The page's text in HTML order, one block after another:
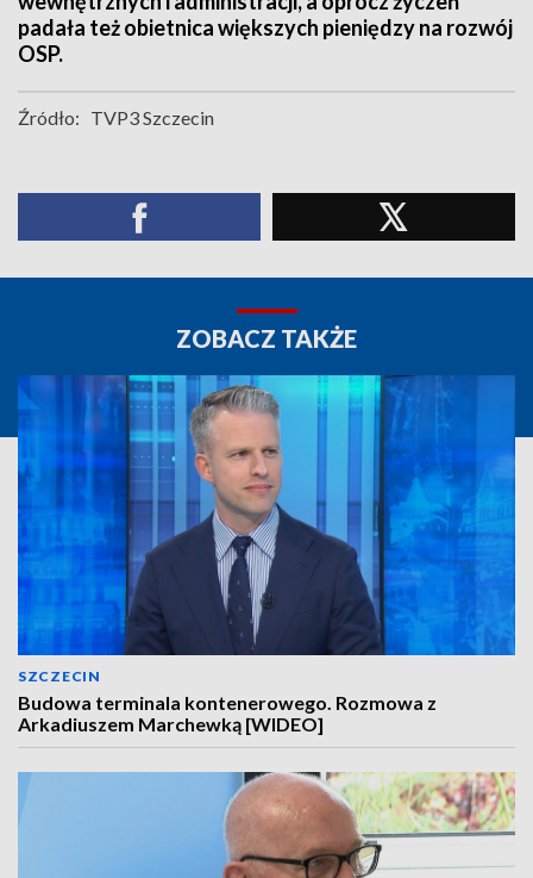
padała też obietnica większych pieniędzy na rozwój
OSP.
Źródło: TVP3 Szczecin
ZOBACZ TAKŻE
SZCZECIN
Budowa terminala kontenerowego. Rozmowa z
Arkadiuszem Marchewką [WIDEO]